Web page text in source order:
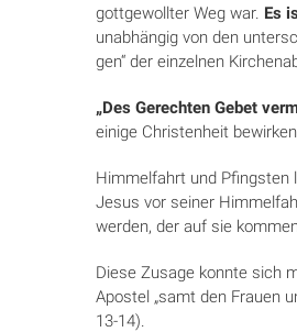
gottgewollter Weg war. Es
unabhängig von den
gen“ der einzelnen
„Des Gerechten Gebet
einige Christenheit
Himmelfahrt und Pfingsten
Jesus vor seiner
werden, der auf sie
Diese Zusage konnte sich
Apostel „samt den Frauen
13-14).